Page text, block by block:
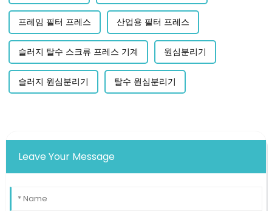
프레임 필터 프레스 산업용 필터 프레스
슬러지 탈수 스크류 프레스 기계 원심분리기
슬러지 원심분리기 탈수 원심분리기
Leave Your Message